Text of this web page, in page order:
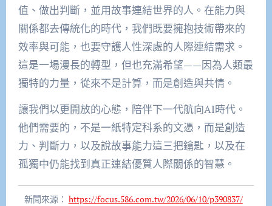
值、做出判斷，並用故事連結世界的人。在能力與
關係都去傳統化的時代，我們既要擁抱技術帶來的
效率與可能，也要守護人性深處的人際連結需求。
這是一場漫長的轉型，但也充滿希望——因為人類最
獨特的力量，從來不是計算，而是創造與共情。
讓我們以更開放的心態，陪伴下一代航向AI時代。
他們需要的，不是一紙特定科系的文憑，而是創造
力、判斷力，以及說故事能力這三把鑰匙，以及在
孤獨中仍能找到真正連結優質人際關係的智慧。
新聞來源： https://focus.586.com.tw/2026/06/10/p390837/